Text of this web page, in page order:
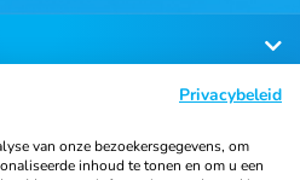
Privacybeleid
van onze bezoekersgegevens, om
inhoud te tonen en om u een